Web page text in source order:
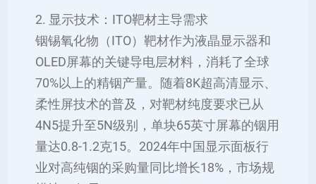
2. 显示技术：ITO靶材主导需求
铟锡氧化物（ITO）靶材作为液晶显示器和
OLED屏幕的关键导电层材料，消耗了全球
70%以上的精铟产量。随着8K超高清显示、
柔性屏技术的普及，对靶材纯度要求已从
4N5提升至5N级别，单块65英寸屏幕的铟用
量达0.8-1.2克‌15。2024年中国显示面板行
业对高纯铟的采购量同比增长18%，市场规